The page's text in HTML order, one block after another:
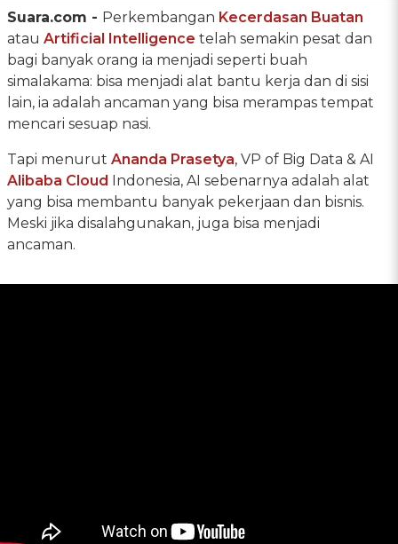
Suara.com - Perkembangan Kecerdasan Buatan
atau Artificial Intelligence telah semakin pesat dan
bagi banyak orang ia menjadi seperti buah
simalakama: bisa menjadi alat bantu kerja dan di sisi
lain, ia adalah ancaman yang bisa merampas tempat
mencari sesuap nasi.
Tapi menurut Ananda Prasetya, VP of Big Data & AI
Alibaba Cloud Indonesia, AI sebenarnya adalah alat
yang bisa membantu banyak pekerjaan dan bisnis.
Meski jika disalahgunakan, juga bisa menjadi
ancaman.